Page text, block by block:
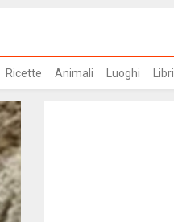
Ricette Animali Luoghi Libri